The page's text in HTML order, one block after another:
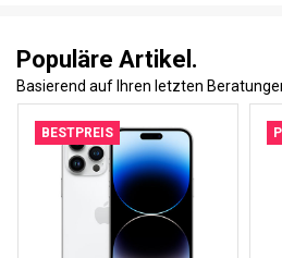
Populäre Artikel.
Basierend auf Ihren letzten
BESTPREIS